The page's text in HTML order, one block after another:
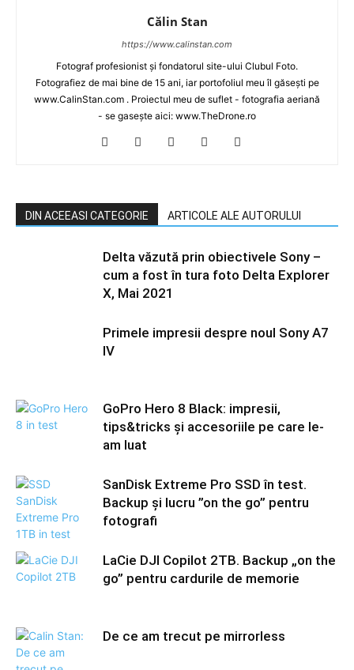
Călin Stan
https://www.calinstan.com
Fotograf profesionist și fondatorul site-ului Clubul Foto.
Fotografiez de mai bine de 15 ani, iar portofoliul meu îl găsești pe
www.CalinStan.com . Proiectul meu de suflet - fotografia aeriană
- se gasește aici: www.TheDrone.ro
DIN ACEEASI CATEGORIE ARTICOLE ALE AUTORULUI
Delta văzută prin obiectivele Sony –
cum a fost în tura foto Delta Explorer
X, Mai 2021
Primele impresii despre noul Sony A7
IV
GoPro Hero 8 Black: impresii,
tips&tricks și accesoriile pe care le-
am luat
SanDisk Extreme Pro SSD în test.
Backup și lucru ”on the go” pentru
fotografi
LaCie DJI Copilot 2TB. Backup „on the
go” pentru cardurile de memorie
De ce am trecut pe mirrorless